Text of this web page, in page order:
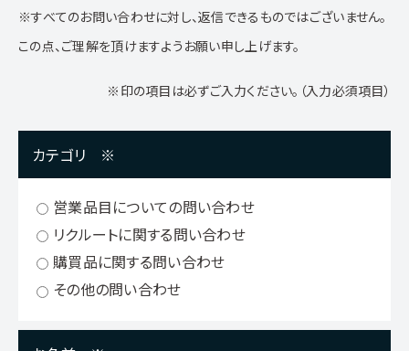
※すべてのお問い合わせに対し、返信できるものではございません。
この点、ご理解を頂けますようお願い申し上げます。
※印の項目は必ずご入力ください。（入力必須項目）
カテゴリ ※
営業品目についての問い合わせ
リクルートに関する問い合わせ
購買品に関する問い合わせ
その他の問い合わせ